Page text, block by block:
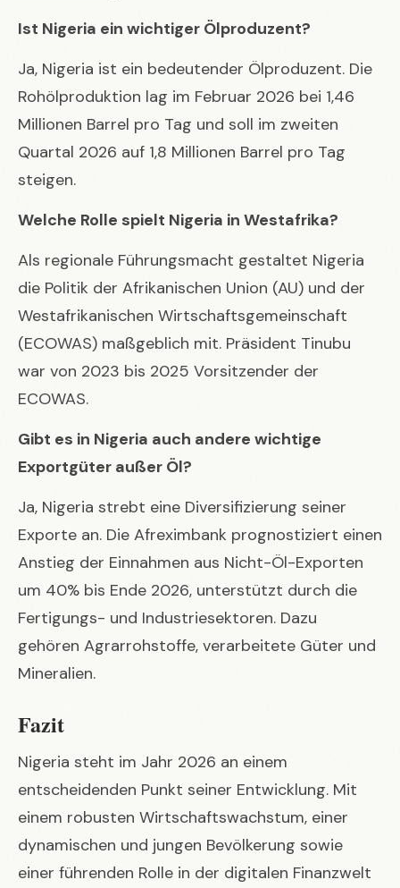
Ist Nigeria ein wichtiger Ölproduzent?
Ja, Nigeria ist ein bedeutender Ölproduzent. Die
Rohölproduktion lag im Februar 2026 bei 1,46
Millionen Barrel pro Tag und soll im zweiten
Quartal 2026 auf 1,8 Millionen Barrel pro Tag
steigen.
Welche Rolle spielt Nigeria in Westafrika?
Als regionale Führungsmacht gestaltet Nigeria
die Politik der Afrikanischen Union (AU) und der
Westafrikanischen Wirtschaftsgemeinschaft
(ECOWAS) maßgeblich mit. Präsident Tinubu
war von 2023 bis 2025 Vorsitzender der
ECOWAS.
Gibt es in Nigeria auch andere wichtige
Exportgüter außer Öl?
Ja, Nigeria strebt eine Diversifizierung seiner
Exporte an. Die Afreximbank prognostiziert einen
Anstieg der Einnahmen aus Nicht-Öl-Exporten
um 40% bis Ende 2026, unterstützt durch die
Fertigungs- und Industriesektoren. Dazu
gehören Agrarrohstoffe, verarbeitete Güter und
Mineralien.
Fazit
Nigeria steht im Jahr 2026 an einem
entscheidenden Punkt seiner Entwicklung. Mit
einem robusten Wirtschaftswachstum, einer
dynamischen und jungen Bevölkerung sowie
einer führenden Rolle in der digitalen Finanzwelt